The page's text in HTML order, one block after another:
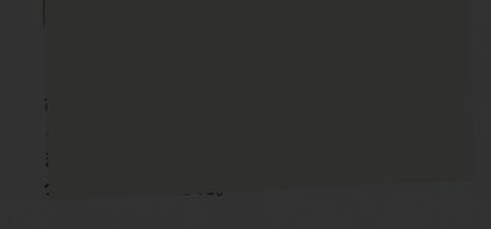
ひどかったため、全面的にはがして張り替えま
また、広いＬＤＫを活かして、天井に木目柄の
クロスを貼りました。